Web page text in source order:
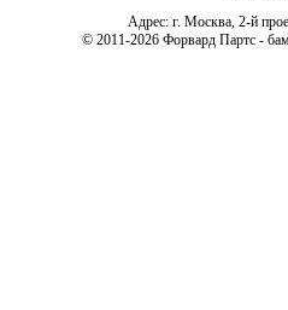
Адрес: г. Москва, 2-й
© 2011-2026 Форвард Партс -